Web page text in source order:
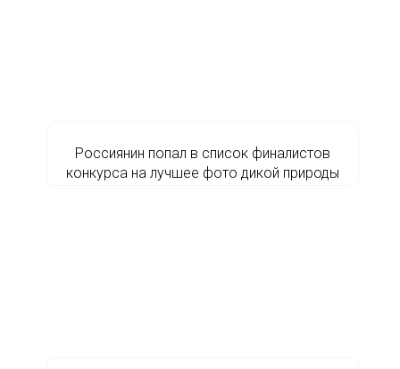
Россиянин попал в список финалистов
конкурса на лучшее фото дикой природы